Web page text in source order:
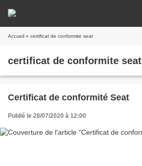
Accueil » certificat de conformite seat
certificat de conformite seat
Certificat de conformité Seat
Publié le 28/07/2020 à 12:00